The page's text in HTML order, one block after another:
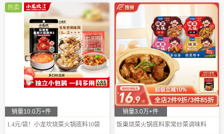
热卖
销量10.0万+件
1.4元/袋！小龙坎烧菜火锅底料10袋
销量3.0万+件
饭巢烧菜火锅底料家常炒菜调味料